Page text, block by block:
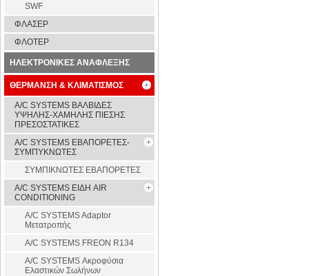
SWF
ΦΛΑΣΕΡ
ΦΛΟΤΕΡ
ΗΛΕΚΤΡΟΝΙΚΕΣ ΑΝΑΦΛΕΞΗΣ
ΘΕΡΜΑΝΣΗ & ΚΛΙΜΑΤΙΣΜΟΣ
A/C SYSTEMS ΒΑΛΒΙΔΕΣ
ΥΨΗΛΗΣ-ΧΑΜΗΛΗΣ ΠΙΕΣΗΣ
ΠΡΕΣΟΣΤΑΤΙΚΕΣ
A/C SYSTEMS ΕΒΑΠΟΡΕΤΕΣ-
ΣΥΜΠYΚΝΩΤΕΣ
ΣΥΜΠΙΚΝΩΤΕΣ ΕΒΑΠΟΡΕΤΕΣ
A/C SYSTEMS ΕΙΔΗ AIR
CONDITIONING
A/C SYSTEMS Adaptor
Μετατροπής
A/C SYSTEMS FREON R134
A/C SYSTEMS Ακροφύσια
Ελαστικών Σωλήνων